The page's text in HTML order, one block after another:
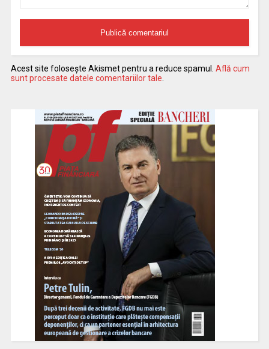
Acest site folosește Akismet pentru a reduce spamul. Află cum
sunt procesate datele comentariilor tale